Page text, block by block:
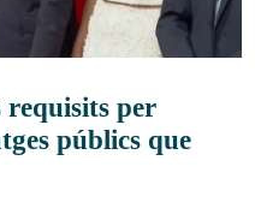
requisits per
públics que